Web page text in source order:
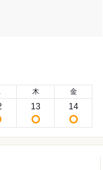
木
13
金
14